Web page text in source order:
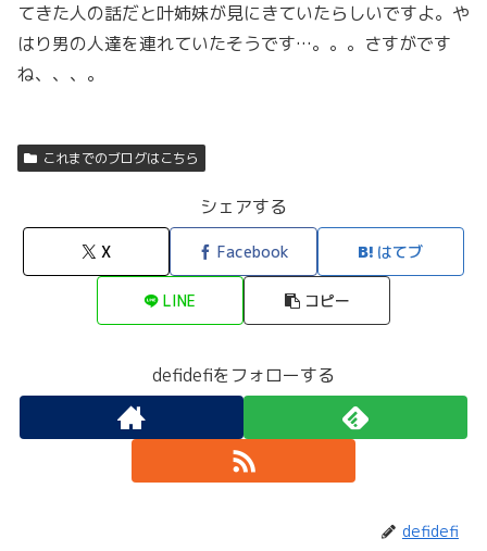
てきた人の話だと叶姉妹が見にきていたらしいですよ。や
はり男の人達を連れていたそうです…。。。さすがです
ね、、、。
これまでのブログはこちら
シェアする
X Facebook はてブ
LINE コピー
defidefiをフォローする
defidefi